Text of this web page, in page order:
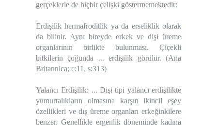
gerçeklerle de hiçbir çelişki göstermemektedir:
Erdişilik hermafroditlik ya da erseliklik olarak
da bilinir. Aynı bireyde erkek ve dişi üreme
organlarının birlikte bulunması. Çiçekli
bitkilerin çoğunda ... erdişilik görülür. (Ana
Britannica; c:11, s:313)
Yalancı Erdişilik: ... Dişi tipi yalancı erdişilikte
yumurtalıkların olmasına karşın ikincil eşey
özellikleri ve dış üreme organları erkeğinkilere
benzer. Genellikle ergenlik döneminde kadına